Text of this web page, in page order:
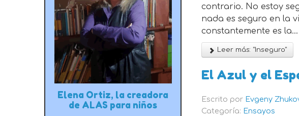
contrario. No estoy
nada es seguro en la
constantemente es la...
Leer más: "Inseguro"
El Azul y el
Escrito por Evgeny
Categoría: Ensayos
Elena Ortiz, la creadora
de ALAS para niños